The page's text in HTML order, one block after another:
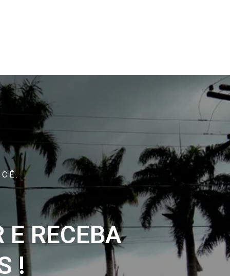
RECEBA
!